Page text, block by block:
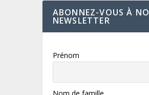
ABONNEZ-VOUS À
NEWSLETTER
Prénom